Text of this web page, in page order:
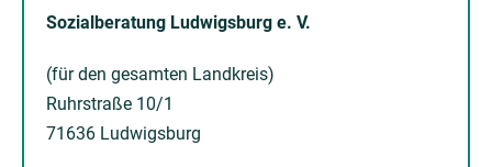
Sozialberatung Ludwigsburg e. V.
(für den gesamten Landkreis)
Ruhrstraße 10/1
71636 Ludwigsburg